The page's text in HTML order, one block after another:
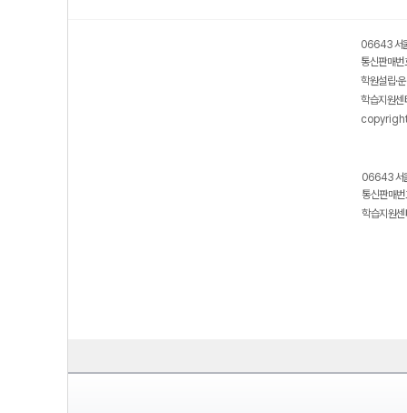
06643 서
통신판매
학원설립·
학습지원
06643 서
통신판매
학습지원